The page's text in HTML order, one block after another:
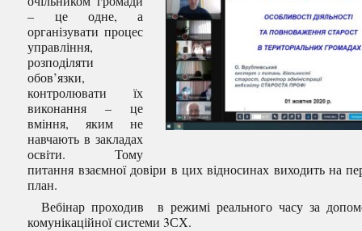
– це одне, а
організувати процес
управління,
розподіляти
обов’язки,
контролювати їх
виконання – це
вміння, яким не
навчають в закладах
освіти. Тому
питання взаємної довіри в цих відносинах виходить на
план.
Вебінар проходив в режимі реального часу за
комунікаційної системи 3СХ.